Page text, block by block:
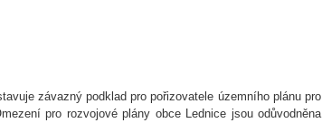
závazný podklad pro pořizovatele územního plánu pro
pro rozvojové plány obce Lednice jsou odůvodněna